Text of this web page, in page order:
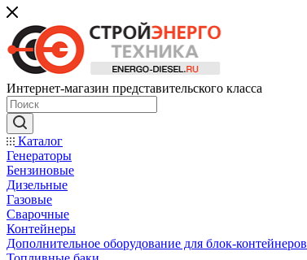
Интернет-магазин представительского класса
Каталог
Генераторы
Бензиновые
Дизельные
Газовые
Сварочные
Контейнеры
Дополнительное оборудование для блок-контейнеров